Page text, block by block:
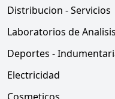
Distribucion - Servicios
Laboratorios de
Deportes -
Electricidad